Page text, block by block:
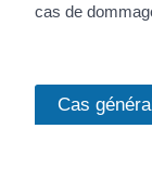
cas de
Cas